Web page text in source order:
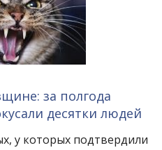
за полгода
десятки людей
у которых подтвердили